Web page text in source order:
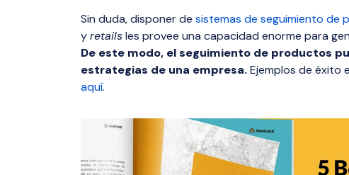
Sin duda, disponer de sistemas de seguimiento de
yretailsles provee una capacidad enorme para
De este modo, el seguimiento de productos
estrategias de una empresa.Ejemplos de éxito
aquí.